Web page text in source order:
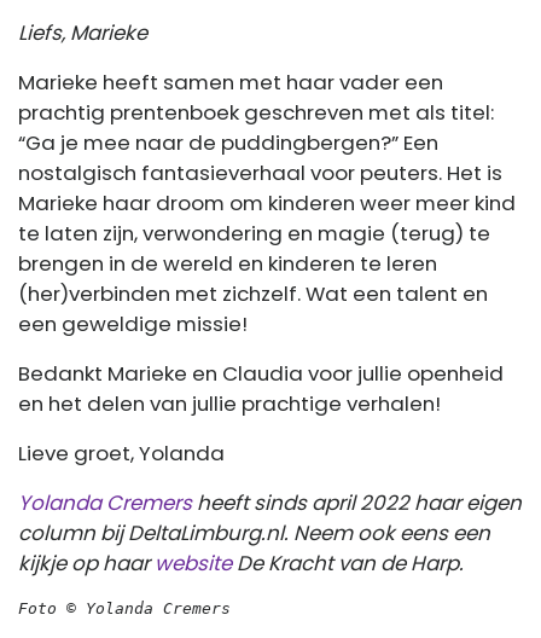
Liefs, Marieke
Marieke heeft samen met haar vader een
prachtig prentenboek geschreven met als titel:
“Ga je mee naar de puddingbergen?” Een
nostalgisch fantasieverhaal voor peuters. Het is
Marieke haar droom om kinderen weer meer kind
te laten zijn, verwondering en magie (terug) te
brengen in de wereld en kinderen te leren
(her)verbinden met zichzelf. Wat een talent en
een geweldige missie!
Bedankt Marieke en Claudia voor jullie openheid
en het delen van jullie prachtige verhalen!
Lieve groet, Yolanda
Yolanda Cremersheeft sinds april 2022 haar eigen
column bij DeltaLimburg.nl. Neem ook eens een
kijkje op haarwebsiteDe Kracht van de Harp.
Foto © Yolanda Cremers